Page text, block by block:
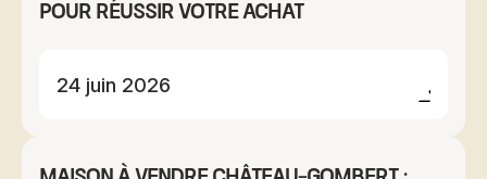
pour réussir votre achat
24 juin 2026